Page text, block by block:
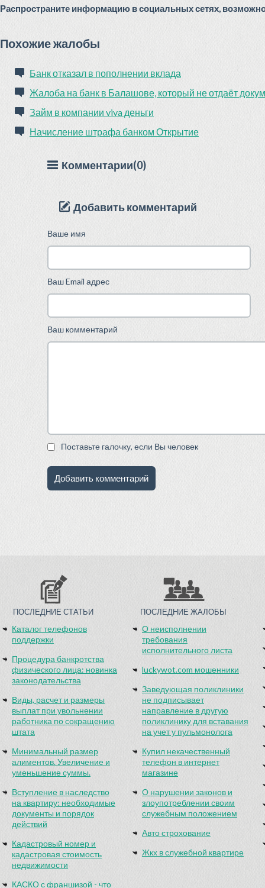
Распространите информацию в социальных сетях,
Похожие жалобы
Банк отказал в пополнении вклада
Жалоба на банк в Балашове, который не отдаёт
Займ в компании viva деньги
Начисление штрафа банком Открытие
Комментарии(0)
Добавить комментарий
Ваше имя
Ваш Email адрес
Ваш комментарий
Поставьте галочку, если Вы человек
ПОСЛЕДНИЕ СТАТЬИ
Каталог телефонов
поддержки
Процедура банкротства
физического лица: новинка
законодательства
Виды, расчет и размеры
выплат при увольнении
работника по сокращению
штата
Минимальный размер
алиментов. Увеличение и
уменьшение суммы.
Вступление в наследство
на квартиру: необходимые
документы и порядок
действий
Кадастровый номер и
кадастровая стоимость
недвижимости
КАСКО с франшизой - что
ПОСЛЕДНИЕ ЖАЛОБЫ
О неисполнении
требования
исполнительного листа
luckywot.com мошенники
Заведующая поликлиники
не подписывает
направление в другую
поликлинику для вставания
на учет у пульмонолога
Купил некачественный
телефон в интернет
магазине
О нарушении законов и
злоупотреблении своим
служебным положением
Авто строхование
Жкх в служебной квартире